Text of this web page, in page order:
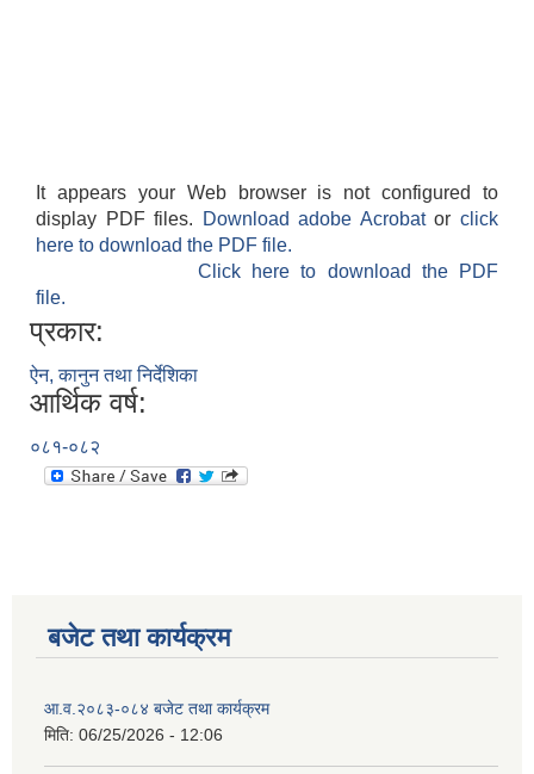
It appears your Web browser is not configured to
display PDF files.
Download adobe Acrobatorclick
here to download the PDF file.
Click here to download the PDF
file.
प्रकार:
ऐन, कानुन तथा निर्देशिका
आर्थिक वर्ष:
०८१-०८२
बजेट तथा कार्यक्रम
आ.व.२०८३-०८४ बजेट तथा कार्यक्रम
मिति: 06/25/2026 - 12:06